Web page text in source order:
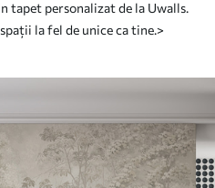
tapet personalizat de la Uwalls.
la fel de unice ca tine.>